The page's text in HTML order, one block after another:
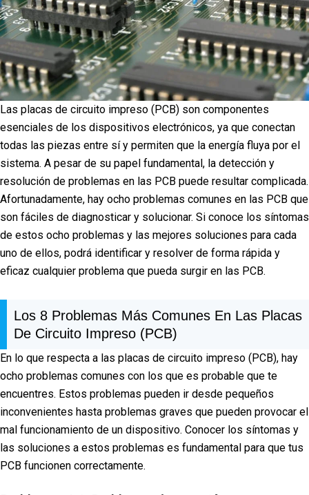
Las placas de circuito impreso (PCB) son componentes
esenciales de los dispositivos electrónicos, ya que conectan
todas las piezas entre sí y permiten que la energía fluya por el
sistema. A pesar de su papel fundamental, la detección y
resolución de problemas en las PCB puede resultar complicada.
Afortunadamente, hay ocho problemas comunes en las PCB que
son fáciles de diagnosticar y solucionar. Si conoce los síntomas
de estos ocho problemas y las mejores soluciones para cada
uno de ellos, podrá identificar y resolver de forma rápida y
eficaz cualquier problema que pueda surgir en las PCB.
Los 8 Problemas Más Comunes En Las Placas
De Circuito Impreso (PCB)
En lo que respecta a las placas de circuito impreso (PCB), hay
ocho problemas comunes con los que es probable que te
encuentres. Estos problemas pueden ir desde pequeños
inconvenientes hasta problemas graves que pueden provocar el
mal funcionamiento de un dispositivo. Conocer los síntomas y
las soluciones a estos problemas es fundamental para que tus
PCB funcionen correctamente.